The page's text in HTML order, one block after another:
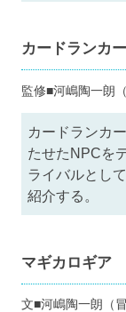
カードランカー
監修■河嶋陶一朗
カードランカ
たせたNPCを
ライバルとし
紹介する。
マギカロギア
文■河嶋陶一朗（